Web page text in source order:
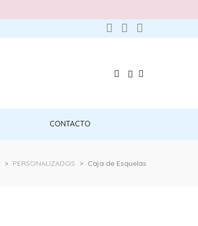
CONTACTO
> PERSONALIZADOS > Caja de Esquelas